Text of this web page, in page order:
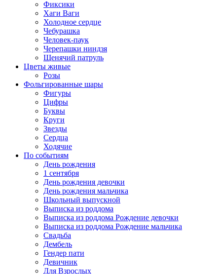
Фиксики
Хаги Ваги
Холодное сердце
Чебурашка
Человек-паук
Черепашки ниндзя
Щенячий патруль
Цветы живые
Розы
Фольгированные шары
Фигуры
Цифры
Буквы
Круги
Звезды
Сердца
Ходячие
По событиям
День рождения
1 сентября
День рождения девочки
День рождения мальчика
Школьный выпускной
Выписка из роддома
Выписка из роддома Рождение девочки
Выписка из роддома Рождение мальчика
Свадьба
Дембель
Гендер пати
Девичник
Для Взрослых